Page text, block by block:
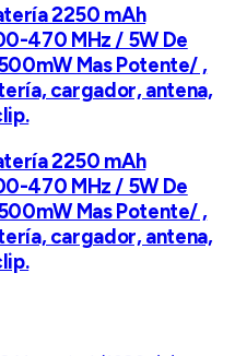
2250 mAh
470 MHz / 5W De
Mas Potente/ ,
cargador, antena,
2250 mAh
470 MHz / 5W De
Mas Potente/ ,
cargador, antena,